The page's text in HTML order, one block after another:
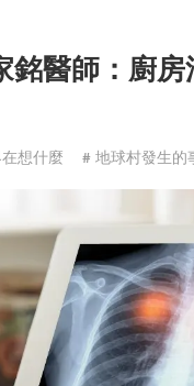
銘醫師：廚
想什麼 # 地球村發生的